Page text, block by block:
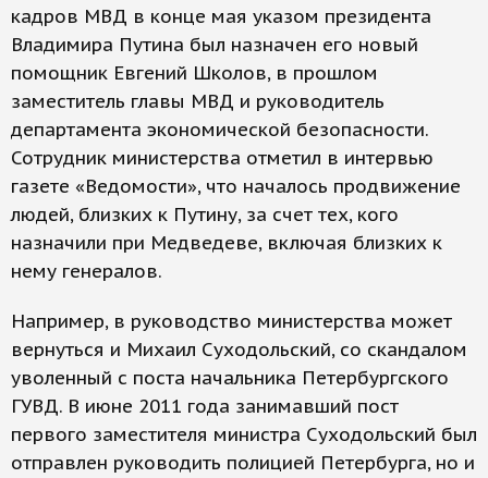
кадров МВД в конце мая указом президента
Владимира Путина был назначен его новый
помощник Евгений Школов, в прошлом
заместитель главы МВД и руководитель
департамента экономической безопасности.
Сотрудник министерства отметил в интервью
газете «Ведомости», что началось продвижение
людей, близких к Путину, за счет тех, кого
назначили при Медведеве, включая близких к
нему генералов.
Например, в руководство министерства может
вернуться и Михаил Суходольский, со скандалом
уволенный с поста начальника Петербургского
ГУВД. В июне 2011 года занимавший пост
первого заместителя министра Суходольский был
отправлен руководить полицией Петербурга, но и